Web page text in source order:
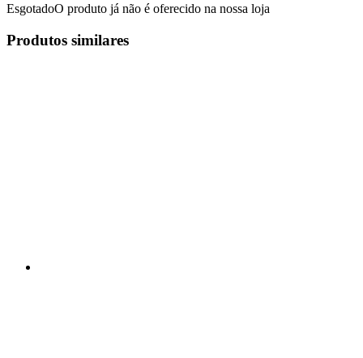
EsgotadoO produto já não é oferecido na nossa loja
Produtos similares